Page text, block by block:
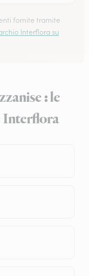
fornite tramite
Interflora su
: le
Interflora